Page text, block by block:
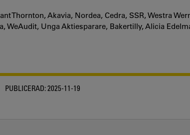
Thornton, Akavia, Nordea, Cedra, SSR, Westra
WeAudit, Unga Aktiesparare, Bakertilly, Alicia
PUBLICERAD:2025-11-19